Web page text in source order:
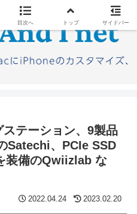
テーション、9製品
Satechi、PCIe SSD
装備のQwiizlab な
2022.04.24 2023.02.20
目次へ トップ サイドバー